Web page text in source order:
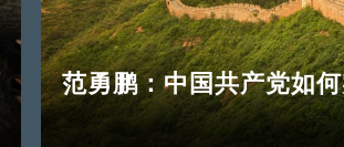
范勇鹏：中国共产党如